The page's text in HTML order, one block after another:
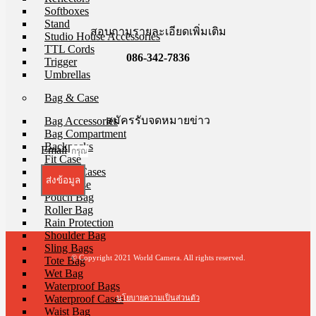
Softboxes
Stand
Studio House Accessories
TTL Cords
Trigger
Umbrellas
Bag & Case
Bag Accessories
Bag Compartment
Backpacks
Fit Case
Holster Cases
Lens Case
Pouch Bag
Roller Bag
Rain Protection
Shoulder Bag
Sling Bags
Tote Bag
Wet Bag
Waterproof Bags
Waterproof Cases
Waist Bag
สอบถามรายละเอียดเพิ่มเติม
086-342-7836
สมัครรับจดหมายข่าว
Email
ส่งข้อมูล
© Copyright 2021 World Camera. All rights reserved.
นโยบายความเป็นส่วนตัว